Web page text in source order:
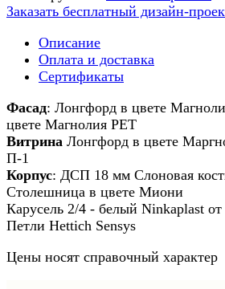
Заказать бесплатный дизайн-
Описание
Оплата и доставка
Сертификаты
Фасад: Лонгфорд в цвете
цвете Магнолия РЕТ
Витрина Лонгфорд в цвете
П-1
Корпус: ДСП 18 мм Слоновая
Столешница в цвете Миони
Карусель 2/4 - белый Ninkaplast
Петли Hettich Sensys
Цены носят справочный характер